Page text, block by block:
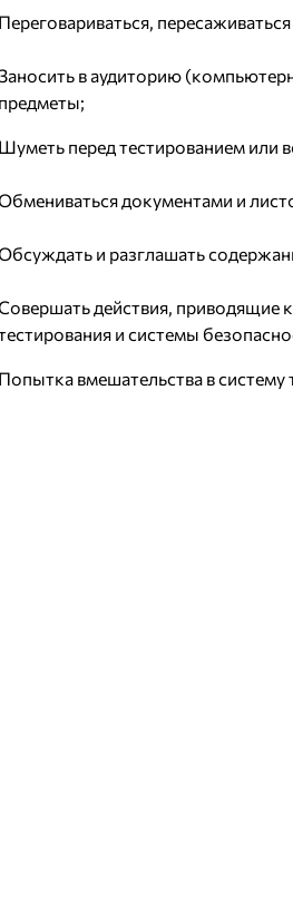
Переговариваться,
в аудиторию
предметы;
Шуметь перед тестированием или
документами и
и разглашать
действия, приводящие
и системы
Попытка вмешательства в систему